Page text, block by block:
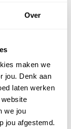
Over
maken we
jou. Denk aan
laten werken
we jou
jou afgestemd.